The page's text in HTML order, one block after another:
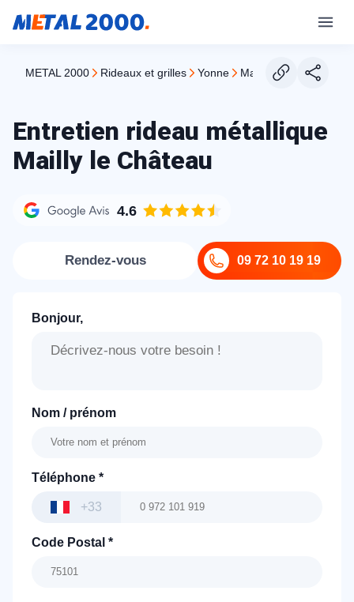
METAL 2000 rideaux et grilles yonne mailly le chateau
Entretien rideau métallique
Mailly le Château
4.6
09 72 10 19 19
Rendez-vous
Bonjour,
Nom / prénom
Téléphone *
+33
Code Postal *